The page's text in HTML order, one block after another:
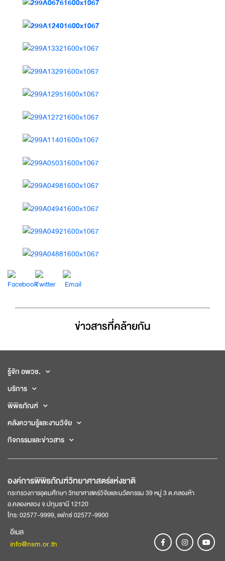
ข่าวสารที่่คล้ายกัน
รู้จัก อพวช.
บริการ
พิพิธภัณฑ์
คลังความรู้และงานวิจัย
กิจกรรมและข่าวสาร
องค์การพิพิธภัณฑ์วิทยาศาสตร์แห่งชาติ
กระทรวงการอุดมศึกษา วิทยาศาสตร์วิจัยและนวัตกรรม 39 หมู่ 3 ต.คลองห้า
อ.คลองหลวง จ.ปทุมธานี 12120
โทร: 02577-9999, แฟกซ์ 02577-9900
อีเมล
info@nsm.or.th